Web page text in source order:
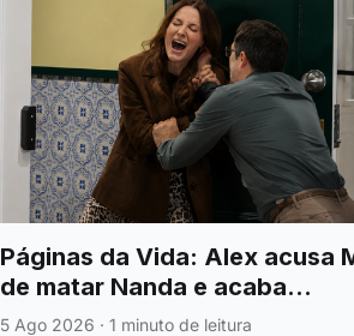
Páginas da Vida: Alex acusa
de matar Nanda e acaba
violentamente agredido
5 Ago 2026 · 1 minuto de leitura